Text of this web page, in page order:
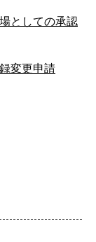
としての承認
変更申請